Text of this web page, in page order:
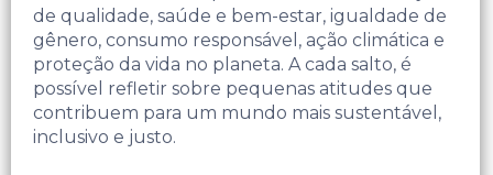
de qualidade, saúde e bem-estar, igualdade de
gênero, consumo responsável, ação climática e
proteção da vida no planeta. A cada salto, é
possível refletir sobre pequenas atitudes que
contribuem para um mundo mais sustentável,
inclusivo e justo.